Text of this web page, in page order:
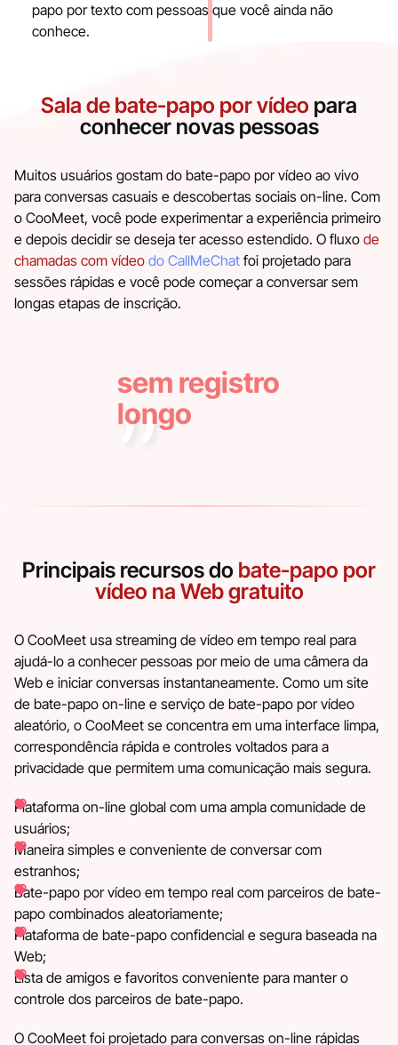
papo por texto com pessoas que você ainda não
conhece.
Sala de bate-papo por vídeo para
conhecer novas pessoas
Muitos usuários gostam do bate-papo por vídeo ao vivo
para conversas casuais e descobertas sociais on-line. Com
o CooMeet, você pode experimentar a experiência primeiro
e depois decidir se deseja ter acesso estendido. O fluxo de
chamadas com vídeo do CallMeChat foi projetado para
sessões rápidas e você pode começar a conversar sem
longas etapas de inscrição.
sem registro
longo
Principais recursos do bate-papo por
vídeo na Web gratuito
O CooMeet usa streaming de vídeo em tempo real para
ajudá-lo a conhecer pessoas por meio de uma câmera da
Web e iniciar conversas instantaneamente. Como um site
de bate-papo on-line e serviço de bate-papo por vídeo
aleatório, o CooMeet se concentra em uma interface limpa,
correspondência rápida e controles voltados para a
privacidade que permitem uma comunicação mais segura.
Plataforma on-line global com uma ampla comunidade de
usuários;
Maneira simples e conveniente de conversar com
estranhos;
Bate-papo por vídeo em tempo real com parceiros de bate-
papo combinados aleatoriamente;
Plataforma de bate-papo confidencial e segura baseada na
Web;
Lista de amigos e favoritos conveniente para manter o
controle dos parceiros de bate-papo.
O CooMeet foi projetado para conversas on-line rápidas